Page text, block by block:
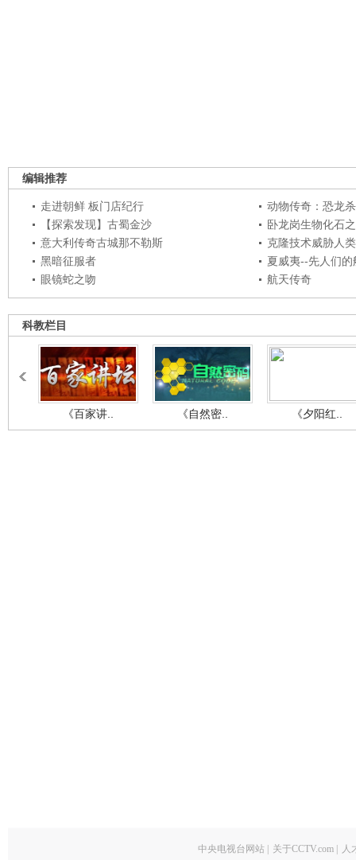
编辑推荐
走进朝鲜 板门店纪行
动物传奇：恐龙
【探索发现】古蜀金沙
卧龙岗生物化石
意大利传奇古城那不勒斯
克隆技术威胁人
黑暗征服者
夏威夷--先人们的
眼镜蛇之吻
航天传奇
科教栏目
《百家讲.. 《自然密.. 《夕阳红..
中央电视台网站 关于CCTV.com 人